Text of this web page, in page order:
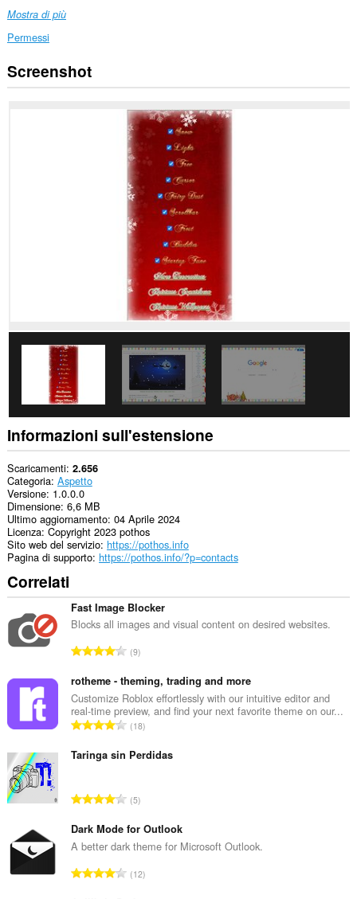
Mostra di più
Permessi
Questa
estensione
navigazione.
Screenshot
Informazioni sull'estensione
Scaricamenti 2.656
Categoria Aspetto
Versione 1.0.0.0
Dimensione 6,6 MB
Ultimo aggiornamento 04 Aprile 2024
Licenza Copyright 2023 pothos
Sito web del servizio https://pothos.info
Pagina di supporto https://pothos.info/?p=contacts
Correlati
Fast Image Blocker
Blocks all images and visual content on desired websites.
N
m
e
r
o
o
a
e
d
g
9
rotheme - theming, trading and more
Customize Roblox effortlessly with our intuitive editor and
real-time preview, and find your next favorite theme on our...
N
m
o
o
t
a
18
Taringa sin Perdidas
N
m
e
o
5
Dark Mode for Outlook
A better dark theme for Microsoft Outlook.
N12